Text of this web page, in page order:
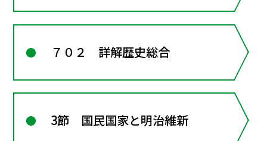
７０２ 詳解歴史総合
3節 国民国家と明治維新